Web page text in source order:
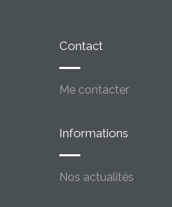
Contact
Me contacter
Informations
Nos actualités